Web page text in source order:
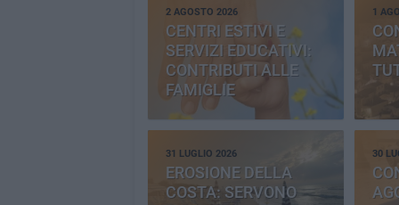
2 AGOSTO 2026
CENTRI ESTIVI E
SERVIZI EDUCATIVI:
CONTRIBUTI ALLE
FAMIGLIE
1
31 LUGLIO 2026
EROSIONE DELLA
COSTA: SERVONO
30